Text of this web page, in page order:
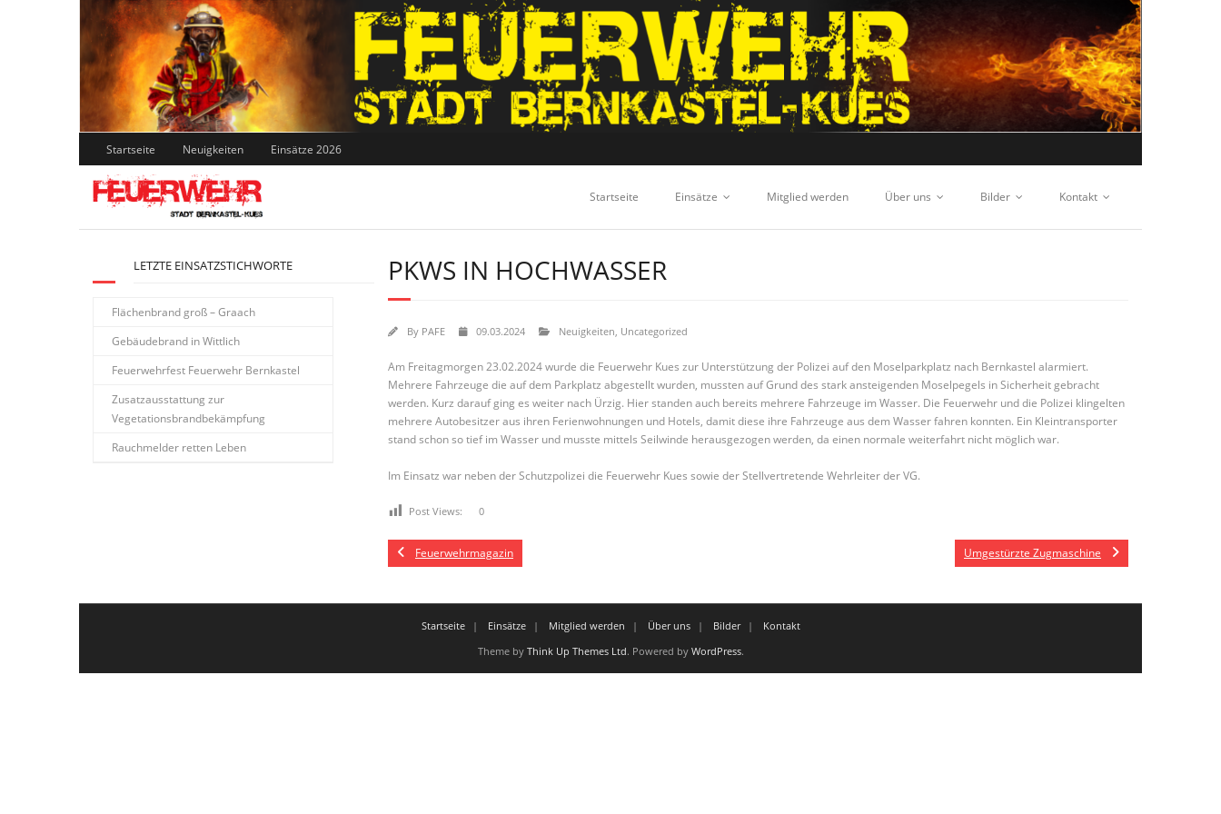
Skip
to
content
Startseite Neuigkeiten Einsätze 2026
Startseite Einsätze Mitglied werden Über uns Bilder Kontakt
PKWS IN HOCHWASSER
By PAFE 09.03.2024 Neuigkeiten Uncategorized
Am Freitagmorgen 23.02.2024 wurde die Feuerwehr Kues zur Unterstützung der Polizei auf den Moselparkplatz nach Bernkastel alarmiert.
Mehrere Fahrzeuge die auf dem Parkplatz abgestellt wurden, mussten auf Grund des stark ansteigenden Moselpegels in Sicherheit gebracht
werden. Kurz darauf ging es weiter nach Ürzig. Hier standen auch bereits mehrere Fahrzeuge im Wasser. Die Feuerwehr und die Polizei klingelten
mehrere Autobesitzer aus ihren Ferienwohnungen und Hotels, damit diese ihre Fahrzeuge aus dem Wasser fahren konnten. Ein Kleintransporter
stand schon so tief im Wasser und musste mittels Seilwinde herausgezogen werden, da einen normale weiterfahrt nicht möglich war.
Im Einsatz war neben der Schutzpolizei die Feuerwehr Kues sowie der Stellvertretende Wehrleiter der VG.
Post Views: 0
Feuerwehrmagazin Umgestürzte Zugmaschine
LETZTE EINSATZSTICHWORTE
Flächenbrand groß – Graach
Gebäudebrand in Wittlich
Feuerwehrfest Feuerwehr Bernkastel
Zusatzausstattung zur
Vegetationsbrandbekämpfung
Rauchmelder retten Leben
Startseite Einsätze Mitglied werden Über uns Bilder
Kontakt
Theme by Think Up Themes Ltd. Powered by WordPress.